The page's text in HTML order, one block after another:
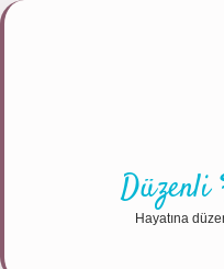
Hayatına